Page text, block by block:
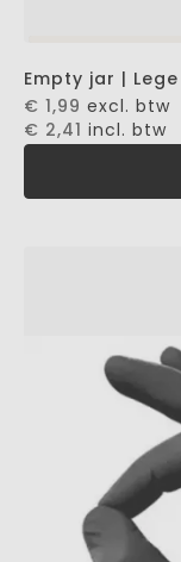
Empty jar |
€ 1,99 excl. btw
€ 2,41 incl. btw